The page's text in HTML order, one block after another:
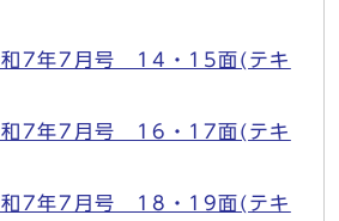
7年7月号 14・15面(テキ
7年7月号 16・17面(テキ
7年7月号 18・19面(テキ